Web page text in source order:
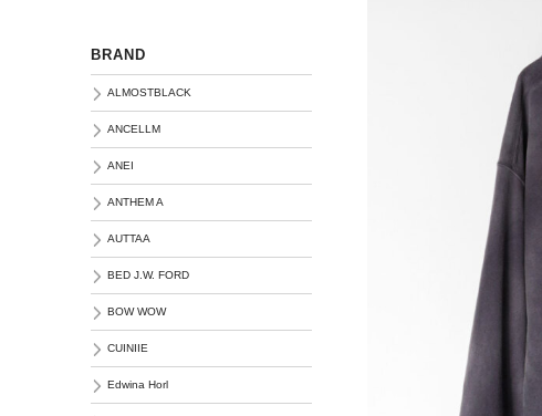
BRAND
ALMOSTBLACK
ANCELLM
ANEI
ANTHEM A
AUTTAA
BED J.W. FORD
BOW WOW
CUINIIE
Edwina Horl